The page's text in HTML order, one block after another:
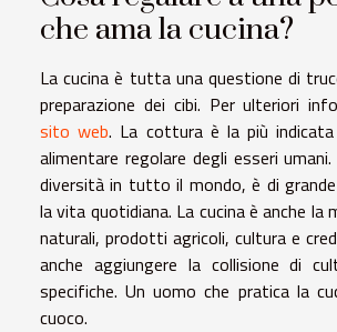
che ama la cucina?
La cucina è tutta una questione di
preparazione dei cibi. Per ulteriori
sito web. La cottura è la più
alimentare regolare degli esseri
diversità in tutto il mondo, è di
la vita quotidiana. La cucina è anche la
naturali, prodotti agricoli, cultura e
anche aggiungere la collisione di
specifiche. Un uomo che pratica la
cuoco.